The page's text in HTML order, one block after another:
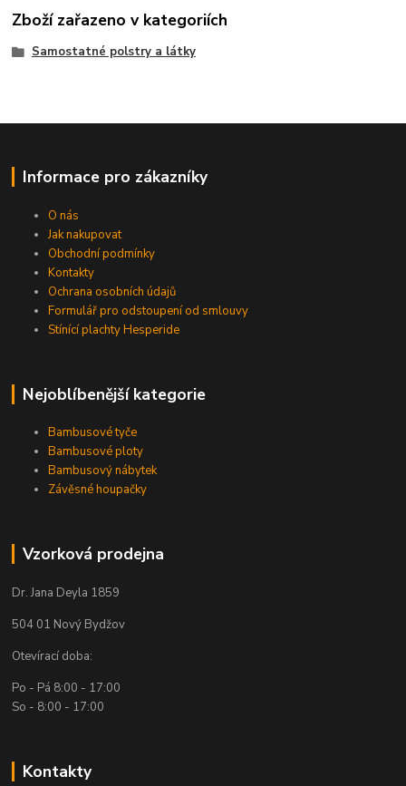
Zboží zařazeno v kategoriích
Samostatné polstry a látky
Informace pro zákazníky
O nás
Jak nakupovat
Obchodní podmínky
Kontakty
Ochrana osobních údajů
Formulář pro odstoupení od smlouvy
Stínící plachty Hesperide
Nejoblíbenější kategorie
Bambusové tyče
Bambusové ploty
Bambusový nábytek
Závěsné houpačky
Vzorková prodejna
Dr. Jana Deyla 1859
504 01 Nový Bydžov
Otevírací doba:
Po - Pá 8:00 - 17:00
So - 8:00 - 17:00
Kontakty